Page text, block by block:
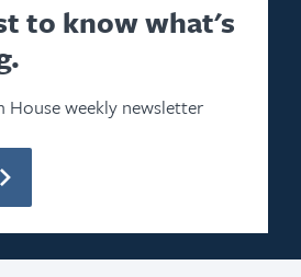
to know what's
House weekly newsletter